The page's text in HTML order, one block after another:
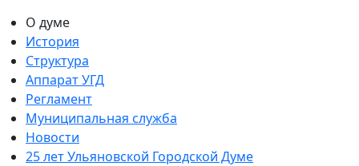
О думе
История
Структура
Аппарат УГД
Регламент
Муниципальная служба
Новости
25 лет Ульяновской Городской Думе